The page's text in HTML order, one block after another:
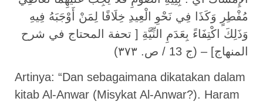
مُفْطِرٍ وَكَذَا فِي نَحْوِ الْعِيدِ خِلَافًا لِمَنْ أَوْجَبَهُ فِيهِ
وَذَلِكَ اكْتِفَاءً بِعَدَمِ النِّيَّةِ [ تحفة المحتاج في شرح
المنهاج] – (ج 13 / ص. ٣٧٣)
Artinya: “Dan sebagaimana dikatakan dalam
kitab Al-Anwar (Misykat Al-Anwar?). Haram